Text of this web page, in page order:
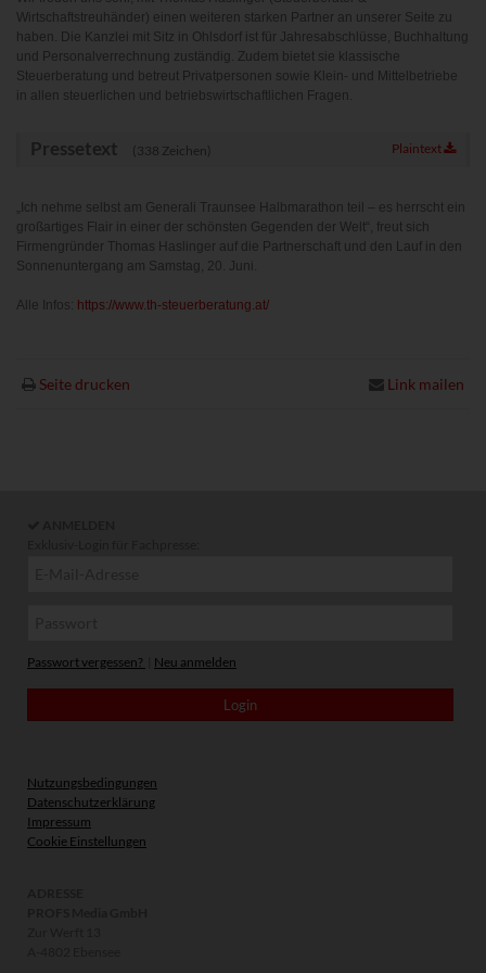
Wirtschaftstreuhänder) einen weiteren starken Partner an unserer Seite zu
haben. Die Kanzlei mit Sitz in Ohlsdorf ist für Jahresabschlüsse, Buchhaltung
und Personalverrechnung zuständig. Zudem bietet sie klassische
Steuerberatung und betreut Privatpersonen sowie Klein- und Mittelbetriebe
in allen steuerlichen und betriebswirtschaftlichen Fragen.
Pressetext (338 Zeichen) Plaintext
„Ich nehme selbst am Generali Traunsee Halbmarathon teil – es herrscht ein
großartiges Flair in einer der schönsten Gegenden der Welt“, freut sich
Firmengründer Thomas Haslinger auf die Partnerschaft und den Lauf in den
Sonnenuntergang am Samstag, 20. Juni.
Alle Infos: https://www.th-steuerberatung.at/
Seite drucken Link mailen
Passwort vergessen? Neu anmelden
Nutzungsbedingungen
Datenschutzerklärung
Impressum
Cookie Einstellungen
Cookies der eingeblendeten sozialen Medien werden gesetzt